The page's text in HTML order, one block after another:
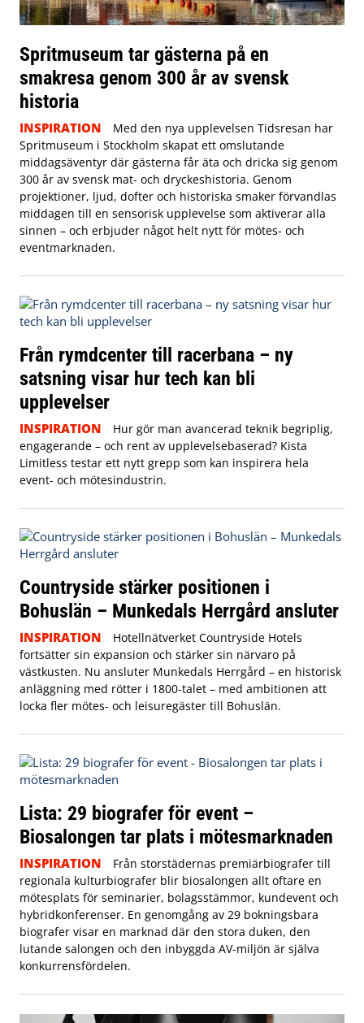
Spritmuseum tar gästerna på en
smakresa genom 300 år av svensk
historia
INSPIRATION
Med den nya upplevelsen Tidsresan har
Spritmuseum i Stockholm skapat ett omslutande
middagsäventyr där gästerna får äta och dricka sig genom
300 år av svensk mat- och dryckeshistoria. Genom
projektioner, ljud, dofter och historiska smaker förvandlas
middagen till en sensorisk upplevelse som aktiverar alla
sinnen – och erbjuder något helt nytt för mötes- och
eventmarknaden.
Från rymdcenter till racerbana – ny
satsning visar hur tech kan bli
upplevelser
INSPIRATION
Hur gör man avancerad teknik begriplig,
engagerande – och rent av upplevelsebaserad? Kista
Limitless testar ett nytt grepp som kan inspirera hela
event- och mötesindustrin.
Countryside stärker positionen i
Bohuslän – Munkedals Herrgård ansluter
INSPIRATION
Hotellnätverket Countryside Hotels
fortsätter sin expansion och stärker sin närvaro på
västkusten. Nu ansluter Munkedals Herrgård – en historisk
anläggning med rötter i 1800-talet – med ambitionen att
locka fler mötes- och leisuregäster till Bohuslän.
Lista: 29 biografer för event –
Biosalongen tar plats i mötesmarknaden
INSPIRATION
Från storstädernas premiärbiografer till
regionala kulturbiografer blir biosalongen allt oftare en
mötesplats för seminarier, bolagsstämmor, kundevent och
hybridkonferenser. En genomgång av 29 bokningsbara
biografer visar en marknad där den stora duken, den
lutande salongen och den inbyggda AV-miljön är själva
konkurrensfördelen.